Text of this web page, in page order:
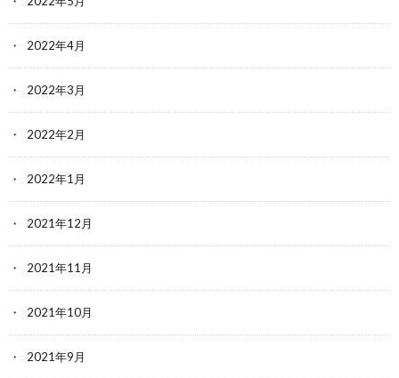
2022年4月
2022年3月
2022年2月
2022年1月
2021年12月
2021年11月
2021年10月
2021年9月